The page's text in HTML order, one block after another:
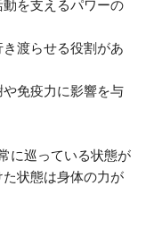
動を支えるパワーの
き渡らせる役割があ
や免疫力に影響を与
に巡っている状態が
状態は身体の力が